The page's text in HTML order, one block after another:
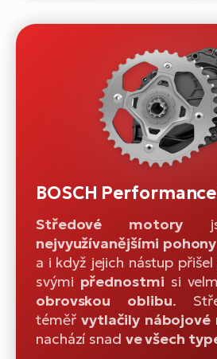
BOSCH
Středové motory
nejvyužívanějšími pohony
a i když jejich nástup
svými přednostmi si
obrovskou oblibu.
téměřvytlačily nábojové
nachází snad ve všech